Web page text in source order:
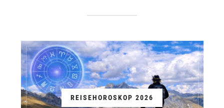
REISEHOROSKOP 2026